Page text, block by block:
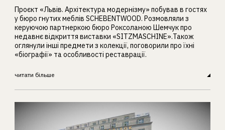
Проєкт «Львів. Архітектура модернізму» побував в гостях
у бюро гнутих меблів SCHEBENTWOOD. Розмовляли з
керуючою партнеркою бюро Роксоланою Шемчук про
недавнє відкриття виставки «SITZMASCHINE».Також
оглянули інші предмети з колекції, поговорили про їхні
«біографії» та особливості реставрації.
читати більше